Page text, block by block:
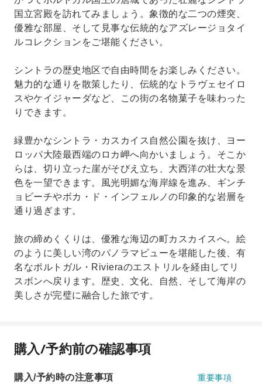
国立宮殿を訪れてみましょう。象徴的な二つの煙突、
優雅な部屋、そして見事な伝統的なアズレージョタイ
ルコレクションをご堪能ください。
シントラの歴史地区で自由時間をお楽しみください。
魅力的な通りを散策したり、伝統的なトラヴェセイロ
スやケイジャーダなど、この街の名物菓子を味わった
りできます。
緑豊かなシントラ・カスカイス自然公園を抜け、ヨー
ロッパ大陸最西端のロカ岬へ向かいましょう。そこか
らは、切り立った崖がそびえ立ち、大西洋の壮大な景
色を一望できます。風光明媚な海岸線を進み、ギンチ
ョビーチやボカ・ド・インフェルノの印象的な岩層を
通り過ぎます。
旅の締めくくりは、優雅な海辺の町カスカイスへ。絵
のように美しい湾のパノラマビューを堪能した後、有
名なポルトガル・Rivieraのエストリルを経由してリ
スボンへ戻ります。歴史、文化、自然、そして海岸の
美しさが完璧に融合した旅です。
購入/予約前の確認事項
購入/予約時の注意事項 重要事項